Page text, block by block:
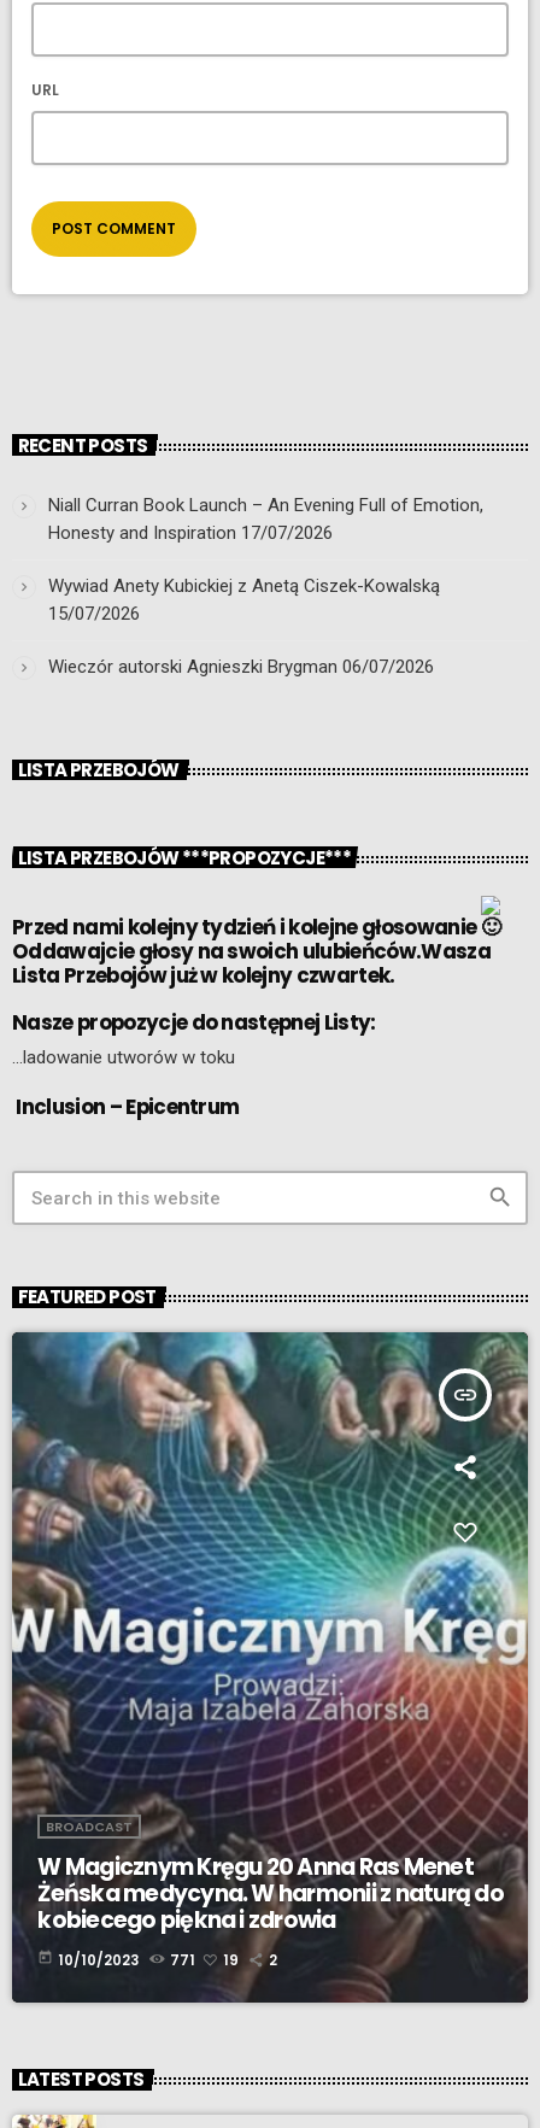
URL
RECENT POSTS
Niall Curran Book Launch – An Evening Full of Emotion,
Honesty and Inspiration 17/07/2026
Wywiad Anety Kubickiej z Anetą Ciszek-Kowalską
15/07/2026
Wieczór autorski Agnieszki Brygman 06/07/2026
LISTA PRZEBOJÓW
LISTA PRZEBOJÓW ***PROPOZYCJE***
Przed nami kolejny tydzień i kolejne głosowanie
Oddawajcie głosy na swoich ulubieńców.Wasza
Lista Przebojów już w kolejny czwartek.
Nasze propozycje do następnej Listy:
…ladowanie utworów w toku
Inclusion – Epicentrum
search
FEATURED POST
insert_link
BROADCAST
W Magicznym Kręgu 20 Anna Ras Menet
Żeńska medycyna. W harmonii z naturą do
kobiecego piękna i zdrowia
today 10/10/2023 771 19 2
LATEST POSTS